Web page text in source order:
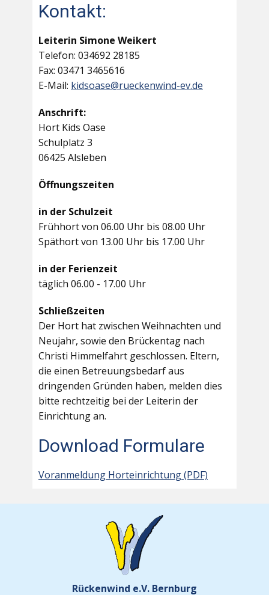
Kontakt:
Leiterin Simone Weikert
Telefon: 034692 28185
Fax: 03471 3465616
E-Mail: kidsoase@rueckenwind-ev.de
Anschrift:
Hort Kids Oase
Schulplatz 3
06425 Alsleben
Öffnungszeiten
in der Schulzeit
Frühhort von 06.00 Uhr bis 08.00 Uhr
Späthort von 13.00 Uhr bis 17.00 Uhr
in der Ferienzeit
täglich 06.00 - 17.00 Uhr
Schließzeiten
Der Hort hat zwischen Weihnachten und
Neujahr, sowie den Brückentag nach
Christi Himmelfahrt geschlossen. Eltern,
die einen Betreuungsbedarf aus
dringenden Gründen haben, melden dies
bitte rechtzeitig bei der Leiterin der
Einrichtung an.
Download Formulare
Voranmeldung Horteinrichtung (PDF)
Rückenwind e.V. Bernburg